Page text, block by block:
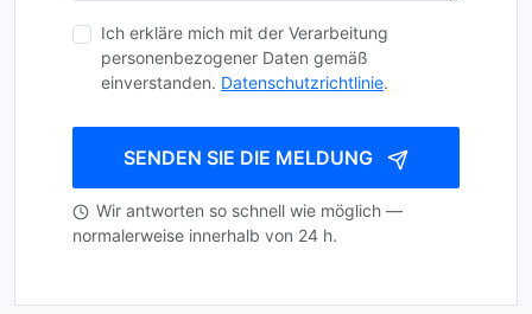
Ich erkläre mich mit der Verarbeitung
personenbezogener Daten gemäß
einverstanden. Datenschutzrichtlinie.
SENDEN SIE DIE MELDUNG
Wir antworten so schnell wie möglich —
normalerweise innerhalb von 24 h.